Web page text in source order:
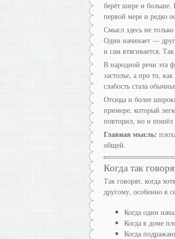
берёт шире и больше.
первой мере и редко
Смысл здесь не
Один начинает —
и сам втягивается.
В народной речи эта
застолье, а про то,
слабость стала
Отсюда и более
примере, который
повторил, но и пошёл
Главная мысль:
общей.
Когда так
Так говорят, когда
другому, особенно в
Когда один
Когда в доме
Когда